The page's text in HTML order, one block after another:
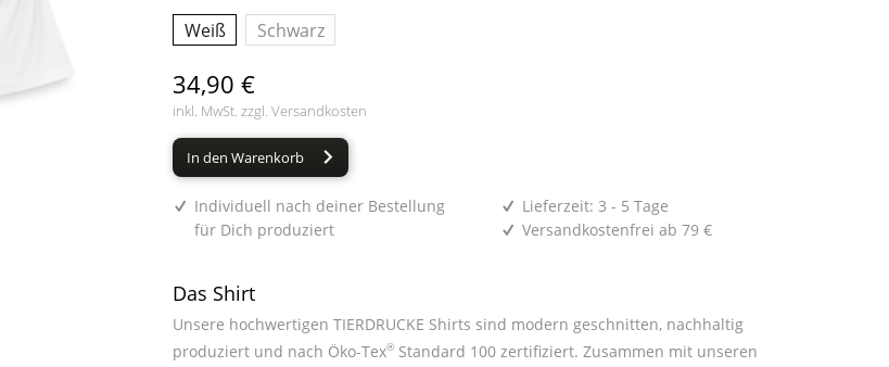
Weiß Schwarz
34,90 €
inkl. MwSt. zzgl. Versandkosten
In den Warenkorb
Individuell nach deiner Bestellung
für Dich produziert
Lieferzeit: 3 - 5 Tage
Versandkostenfrei ab 79 €
Das Shirt
Unsere hochwertigen TIERDRUCKE Shirts sind modern geschnitten, nachhaltig
produziert und nach Öko-Tex® Standard 100 zertifiziert. Zusammen mit unseren